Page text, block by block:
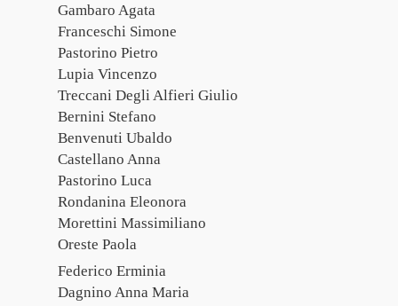
Gambaro Agata
Franceschi Simone
Pastorino Pietro
Lupia Vincenzo
Treccani Degli Alfieri Giulio
Bernini Stefano
Benvenuti Ubaldo
Castellano Anna
Pastorino Luca
Rondanina Eleonora
Morettini Massimiliano
Oreste Paola
Federico Erminia
Dagnino Anna Maria